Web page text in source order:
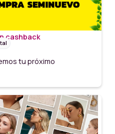
cashback
tu próximo